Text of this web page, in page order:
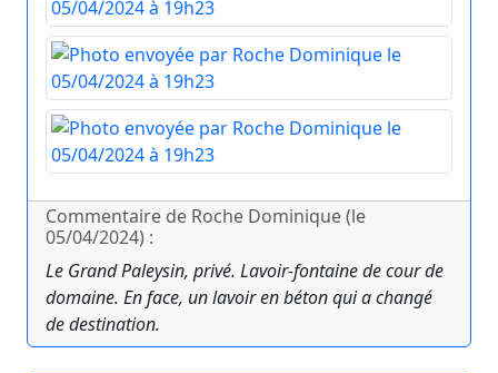
Commentaire de Roche Dominique (le
05/04/2024) :
Le Grand Paleysin, privé. Lavoir-fontaine de cour de
domaine. En face, un lavoir en béton qui a changé
de destination.